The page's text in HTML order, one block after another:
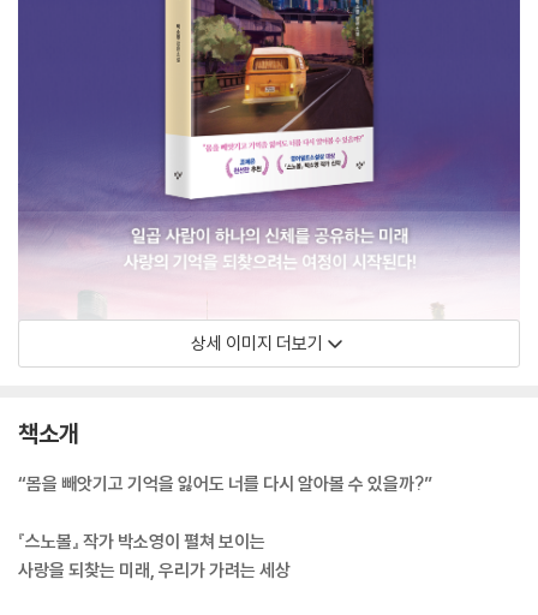
상세 이미지 더보기
책소개
“몸을 빼앗기고 기억을 잃어도 너를 다시 알아볼 수 있을까?”
『스노볼』 작가 박소영이 펼쳐 보이는
사랑을 되찾는 미래, 우리가 가려는 세상